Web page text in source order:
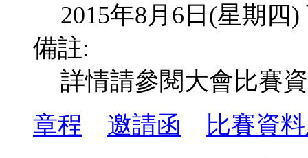
2015年8月6日(星期四
備註:
詳情請參閱大會比賽
章程
邀請函
比賽資